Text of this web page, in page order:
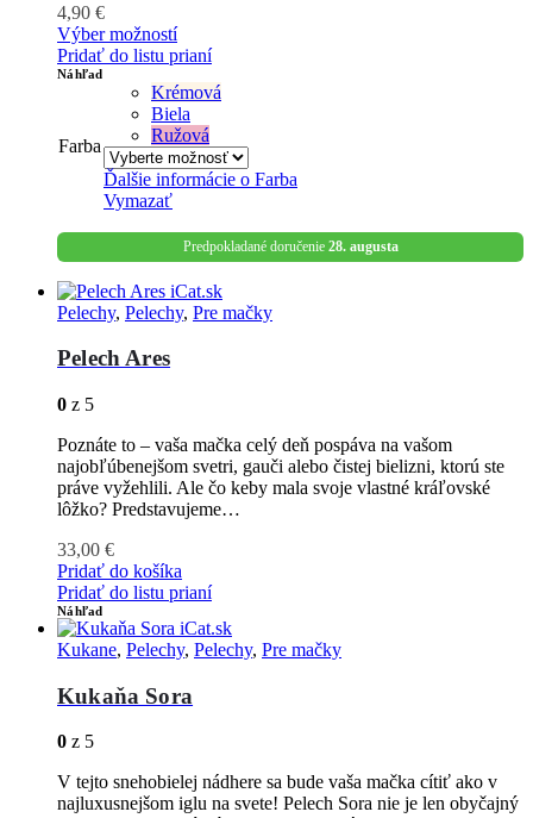
4,90 €
Výber možností
Pridať do listu prianí
Náhľad
Farba
Krémová
Biela
Ružová
Ďalšie informácie o Farba
Vymazať
Predpokladané doručenie 28. augusta
Pelechy, Pelechy, Pre mačky
Pelech Ares
0 z 5
Poznáte to – vaša mačka celý deň pospáva na vašom
najobľúbenejšom svetri, gauči alebo čistej bielizni, ktorú ste
práve vyžehlili. Ale čo keby mala svoje vlastné kráľovské
lôžko? Predstavujeme…
33,00 €
Pridať do košíka
Pridať do listu prianí
Náhľad
Kukane, Pelechy, Pelechy, Pre mačky
Kukaňa Sora
0 z 5
V tejto snehobielej nádhere sa bude vaša mačka cítiť ako v
najluxusnejšom iglu na svete! Pelech Sora nie je len obyčajný